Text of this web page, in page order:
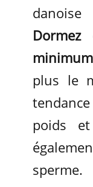
minimum
plus le
poids
sperme.